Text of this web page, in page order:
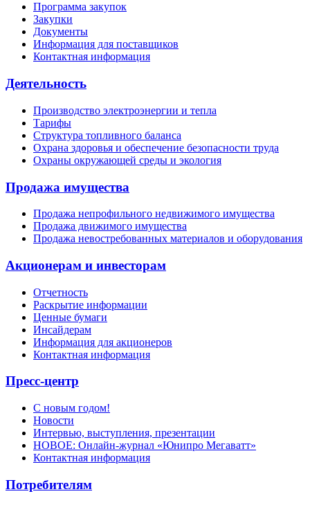
Программа закупок
Закупки
Документы
Информация для поставщиков
Контактная информация
Деятельность
Производство электроэнергии и тепла
Тарифы
Структура топливного баланса
Охрана здоровья и обеспечение безопасности труда
Охраны окружающей среды и экология
Продажа имущества
Продажа непрофильного недвижимого имущества
Продажа движимого имущества
Продажа невостребованных материалов и оборудования
Акционерам и инвесторам
Отчетность
Раскрытие информации
Ценные бумаги
Инсайдерам
Информация для акционеров
Контактная информация
Пресс-центр
С новым годом!
Новости
Интервью, выступления, презентации
НОВОЕ: Онлайн-журнал «Юнипро Мегаватт»
Контактная информация
Потребителям